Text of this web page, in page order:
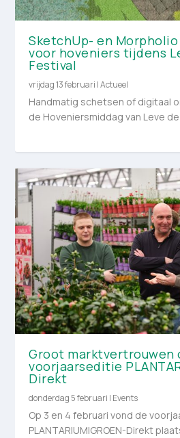
SketchUp- en
voor hoveniers tijdens
Festival
vrijdag 13 februari |Actueel
Handmatig schetsen of digitaal
de Hoveniersmiddag van Leve de
Groot marktvertrouwen
voorjaarseditie
Direkt
donderdag 5 februari | Events
Op 3 en 4 februari vond de
PLANTARIUM|GROEN-Direkt